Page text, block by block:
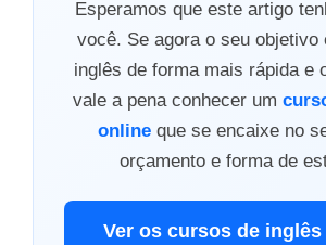
Esperamos que este artigo
você. Se agora o seu objetivo
inglês de forma mais rápida e
vale a pena conhecer um
online que se encaixe no
orçamento e forma de
Ver os cursos de